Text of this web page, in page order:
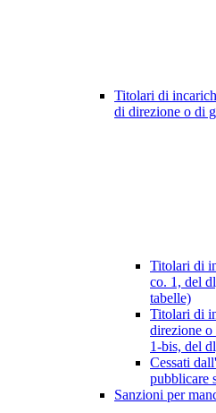
Titolari di
di direzione o di
Titolari di
co. 1, del
tabelle)
Titolari di
direzione
1-bis, del
Cessati
pubblicare
Sanzioni per